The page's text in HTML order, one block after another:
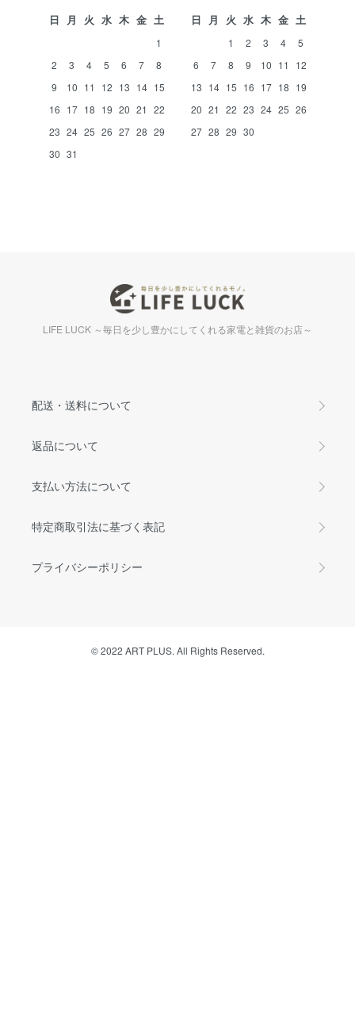
日 月 火 水 木 金 土
1
2
3 4 5 6 7
8
9
10 11 12 13 14 15
16 17 18 19 20 21 22
23 24 25 26 27 28 29
30 31
日 月 火 水 木 金 土
1 2 3 4
5
6
7 8 9 10 11
12
13 14 15 16 17 18 19
20 21 22 23 24 25 26
27 28 29 30
LIFE LUCK ～毎日を少し豊かにしてくれる家電と雑貨のお店～
配送・送料について
返品について
支払い方法について
特定商取引法に基づく表記
プライバシーポリシー
© 2022 ART PLUS. All Rights Reserved.